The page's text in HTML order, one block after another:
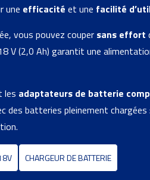
une efficacité et une facilité
vous pouvez couper sans effort
V (2,0 Ah) garantit une
les adaptateurs de batterie
des batteries pleinement
CHARGEUR DE BATTERIE